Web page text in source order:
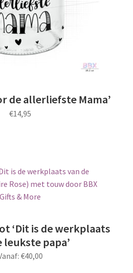
de allerliefste Mama’
€14,95
meerdere
variaties.
Deze
kan
gekozen
worden
op
‘Dit is de werkplaats
leukste papa’
€40,00